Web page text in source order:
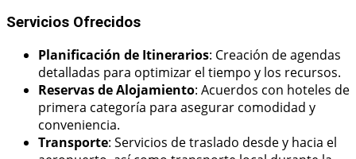
Servicios Ofrecidos
Planificación de Itinerarios: Creación de agendas
detalladas para optimizar el tiempo y los recursos.
Reservas de Alojamiento: Acuerdos con hoteles de
primera categoría para asegurar comodidad y
conveniencia.
Transporte: Servicios de traslado desde y hacia el